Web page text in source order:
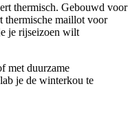
thermisch. Gebouwd voor
thermische maillot voor
je rijseizoen wilt
met duurzame
je de winterkou te